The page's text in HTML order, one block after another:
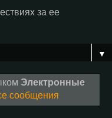
за ее
▼
Электронные
сообщения